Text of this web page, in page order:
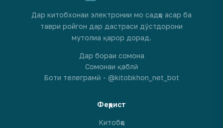
Дар китобхонаи электронии мо садҳо асар ба
таври ройгон дар дастраси дӯстдорони
мутолиа қарор дорад.
Дар бораи сомона
Сомонаи қаблӣ
Боти телеграмӣ - @kitobkhon_net_bot
Феҳрист
Китобҳо